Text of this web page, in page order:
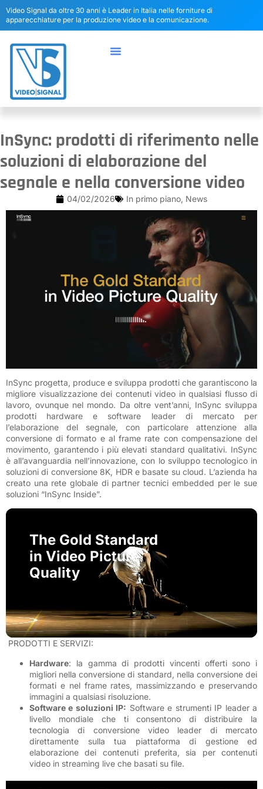
Video Signal da oltre 30 anni è Leader in Italia nelle forniture di
apparecchiature per la produzione video e la comunicazione.
InSync: prodotti di riferimento nelle
soluzioni di elaborazione del
segnale e nella conversione video
04/02/2026 In primo piano, News
InSync progetta, produce e sviluppa prodotti che garantiscono la
migliore visualizzazione dei contenuti video in qualsiasi flusso di
lavoro, ovunque nel mondo. Da oltre vent’anni, InSync sviluppa
prodotti hardware e software leader di mercato per
l’elaborazione del segnale, con particolare attenzione alla
conversione di formato e al frame rate con compensazione del
movimento, garantendo i più elevati standard qualitativi. InSync
è all’avanguardia nell’innovazione, con lo sviluppo tecnologico in
soluzioni di conversione 8K, HDR e basate su cloud. L’azienda ha
creato una rete globale di partner tecnici embedded per le sue
soluzioni “InSync Inside”.
The Gold Standard
in Video Picture
Quality
PRODOTTI E SERVIZI:
Hardware: la gamma di prodotti vincenti offerti sono i
migliori nella conversione di standard, nella conversione dei
formati e nel frame rates, massimizzando e preservando
immagini a qualsiasi risoluzione.
Software e soluzioni IP: Software e strumenti IP leader a
livello mondiale che ti consentono di distribuire la
tecnologia di conversione video leader di mercato
direttamente sulla tua piattaforma di gestione ed
elaborazione dei contenuti preferita, sia per contenuti
video in streaming live che basati su file.